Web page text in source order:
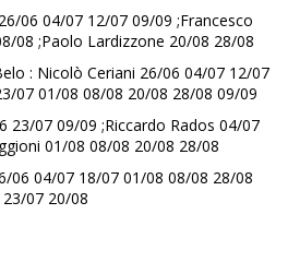
06 04/07 12/07 09/09 ;Francesco
08 ;Paolo Lardizzone 20/08 28/08
: Nicolò Ceriani 26/06 04/07 12/07
07 01/08 08/08 20/08 28/08 09/09
23/07 09/09 ;Riccardo Rados 04/07
01/08 08/08 20/08 28/08
06 04/07 18/07 01/08 08/08 28/08
07 20/08